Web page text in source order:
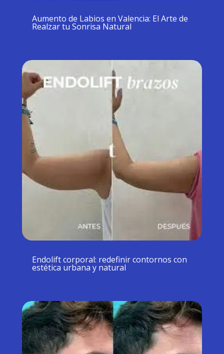
Aumento de Labios en Valencia: El Arte de
Realzar tu Sonrisa Natural
Endolift corporal: redefinir contornos con
estética urbana y natural